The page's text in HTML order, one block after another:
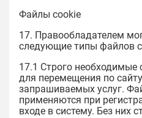
Файлы cookie
17. Правообладателем
следующие типы файлов
17.1 Строго необходимые
для перемещения по
запрашиваемых услуг.
применяются при
входе в систему. Без них